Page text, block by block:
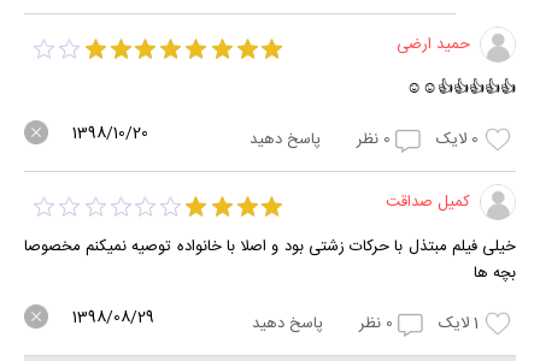
حمید ارضی
👍👍👍👍👍☺️☺️
0 لایک 0 نظر پاسخ دهید 1398/10/20
کمیل صداقت
خیلی فیلم مبتذل با حرکات زشتی بود و اصلا با خانواده توصیه نمیکنم مخصوصا
بچه ها
1لایک 0 نظر پاسخ دهید 1398/08/29